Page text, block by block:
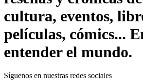
cultura, eventos,
películas, cómics...
entender el mundo.
Síguenos en nuestras redes sociales